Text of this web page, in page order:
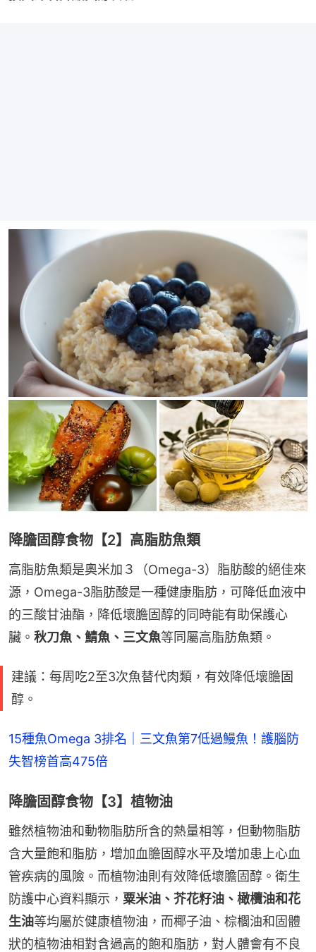
降膽固醇食物【2】高脂肪魚類
高脂肪魚類是奧米加３（Omega-3）脂肪酸的絕佳來
源，Omega-3脂肪酸是一種健康脂肪，可降低血液中
的三酸甘油酯，降低壞膽固醇的同時能有助保護心
臟。 秋刀魚、鯖魚、三文魚等同屬高脂肪魚類。
建議：每周吃2至3次魚替代肉類，有效降低壞膽固
醇。
15種魚Omega 3排名｜三文魚第7低過鰻魚！護腦防
失智榜首高475倍
降膽固醇食物【3】植物油
雖然植物油和動物脂肪所含的熱量相等，但動物脂肪
含大量飽和脂肪，增加血膽固醇水平及增加患上心血
管疾病的風險。而植物油則有效降低壞膽固醇。衛生
防護中心資料顯示， 粟米油、芥花籽油、橄欖油和花
生油等均屬於健康植物油，而椰子油、棕櫚油和固體
狀的植物油相對含過高的飽和脂肪，對人體會有不良